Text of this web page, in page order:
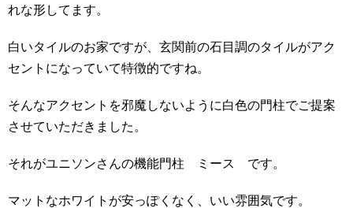
れな形してます。
白いタイルのお家ですが、玄関前の石目調のタイルがアク
セントになっていて特徴的ですね。
そんなアクセントを邪魔しないように白色の門柱でご提案
させていただきました。
それがユニソンさんの機能門柱 ミース です。
マットなホワイトが安っぽくなく、いい雰囲気です。